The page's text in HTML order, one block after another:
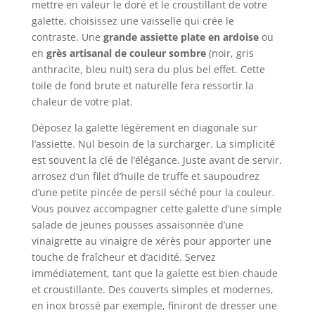
bienfaits, c'est
pourquoi elles sont
recommandées
par de nombreux
experts. Vous
trouverez des
marché, mais de
qualité et de goût
inférieurs.
Satisfaction
garantie à 100 %.
flacon compte-
gouttes permet un
dosage précis et
maîtrisé,
garantissant une
intensité de saveur
assemblé, garantissant que la tête
ne se détache jamais. Son design
monobloc permet une meilleure
répartition de la pression, facilitant
le contrôle et l'application uniforme
des huiles ou sauces Facile à
nettoyer et rincer rapidement: Le
matériau en silicone empêche
l'accumulation d'huile et est
compatible avec le lave-vaisselle,
garantissant un nettoyage sans
effort. Il suffit de le suspendre pour
le sécher – il reste propre et sec
facilement. Vous pouvez le laver à la
main ou le mettre au lave-vaisselle
sans problème
pas, elle est
respectueuse de
l'environnement.
vous pouvez
l'utiliser avec
confidence.
【Durabilité】 La
intégrée de notre
brosse de cuisine
peut empêcher la
perte de cheveux
ou le demi-tour,
résistante à la
chaleur et
antiadhésive. Il
absorbe la graisse
et ne se séparera
pas ou ne se
desserrera pas du
manche. très
mettre en valeur le doré et le croustillant de votre
galette, choisissez une vaisselle qui crée le
contraste. Une grande assiette plate en ardoiseou
en grès artisanal de couleur sombre(noir, gris
anthracite, bleu nuit) sera du plus bel effet. Cette
toile de fond brute et naturelle fera ressortir la
chaleur de votre plat.
Déposez la galette légèrement en diagonale sur
l’assiette. Nul besoin de la surcharger. La simplicité
est souvent la clé de l’élégance. Juste avant de servir,
arrosez d’un filet d’huile de truffe et saupoudrez
d’une petite pincée de persil séché pour la couleur.
Vous pouvez accompagner cette galette d’une simple
salade de jeunes pousses assaisonnée d’une
vinaigrette au vinaigre de xérès pour apporter une
touche de fraîcheur et d’acidité. Servez
immédiatement, tant que la galette est bien chaude
et croustillante. Des couverts simples et modernes,
en inox brossé par exemple, finiront de dresser une